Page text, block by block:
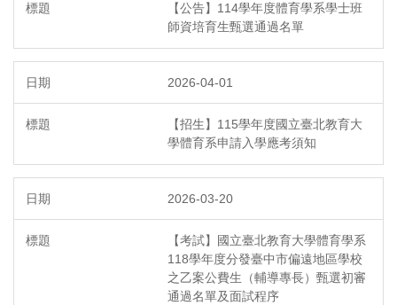
【公告】114學年度體育學系學士班
師資培育生甄選通過名單
2026-04-01
【招生】115學年度國立臺北教育大
學體育系申請入學應考須知
2026-03-20
【考試】國立臺北教育大學體育學系
118學年度分發臺中市偏遠地區學校
之乙案公費生（輔導專長）甄選初審
通過名單及面試程序